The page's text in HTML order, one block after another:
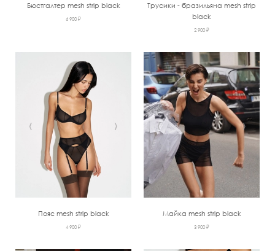
Бюстгалтер mesh strip black
6 900 ₽
Трусики - бразильяна mesh strip
black
2 900 ₽
‹ ›
Пояс mesh strip black
4 900 ₽
‹ ›
Майка mesh strip black
3 900 ₽